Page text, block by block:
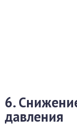
6.
давления